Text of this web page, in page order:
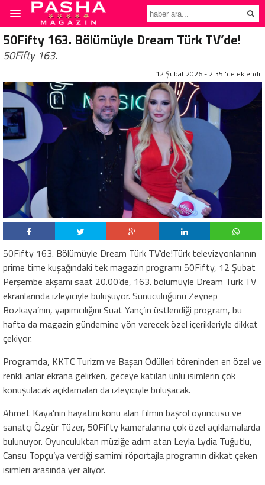
50Fifty 163. Bölümüyle Dream Türk TV’de!
50Fifty 163.
12 Şubat 2026 - 2:35 'de eklendi.
50Fifty 163. Bölümüyle Dream Türk TV’de!Türk televizyonlarının
prime time kuşağındaki tek magazin programı 50Fifty, 12 Şubat
Perşembe akşamı saat 20.00’de, 163. bölümüyle Dream Türk TV
ekranlarında izleyiciyle buluşuyor. Sunuculuğunu Zeynep
Bozkaya’nın, yapımcılığını Suat Yanç’ın üstlendiği program, bu
hafta da magazin gündemine yön verecek özel içerikleriyle dikkat
çekiyor.
Programda, KKTC Turizm ve Başarı Ödülleri töreninden en özel ve
renkli anlar ekrana gelirken, geceye katılan ünlü isimlerin çok
konuşulacak açıklamaları da izleyiciyle buluşacak.
Ahmet Kaya’nın hayatını konu alan filmin başrol oyuncusu ve
sanatçı Özgür Tüzer, 50Fifty kameralarına çok özel açıklamalarda
bulunuyor. Oyunculuktan müziğe adım atan Leyla Lydia Tuğutlu,
Cansu Topçu’ya verdiği samimi röportajla programın dikkat çeken
isimleri arasında yer alıyor.